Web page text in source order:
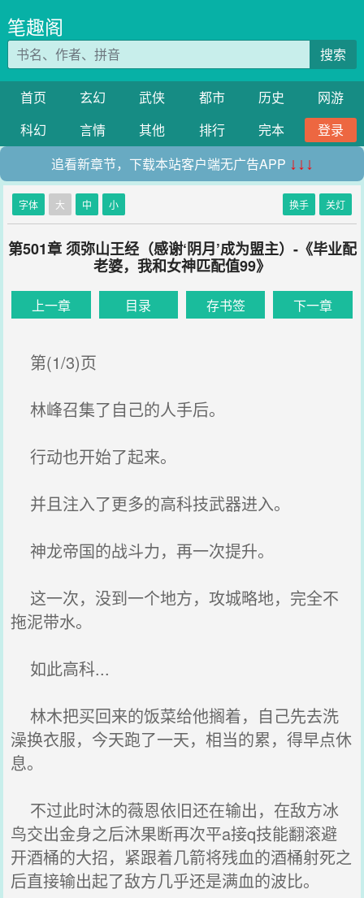
笔趣阁
搜索
首页 玄幻 武侠 都市 历史
网游
科幻
言情 其他 排行 完本
登录
追看新章节，下载本站客户端无广告APP ↓↓↓
字体 大 中 小 换手 关灯
第501章 须弥山王经（感谢‘阴月’成为盟主）-《毕业配
老婆，我和女神匹配值99》
上一章 目录 存书签 下一章
第(1/3)页
林峰召集了自己的人手后。
行动也开始了起来。
并且注入了更多的高科技武器进入。
神龙帝国的战斗力，再一次提升。
这一次，没到一个地方，攻城略地，完全不
拖泥带水。
如此高科...
林木把买回来的饭菜给他搁着，自己先去洗
澡换衣服，今天跑了一天，相当的累，得早点休
息。
不过此时沐的薇恩依旧还在输出，在敌方冰
鸟交出金身之后沐果断再次平a接q技能翻滚避
开酒桶的大招，紧跟着几箭将残血的酒桶射死之
后直接输出起了敌方几乎还是满血的波比。